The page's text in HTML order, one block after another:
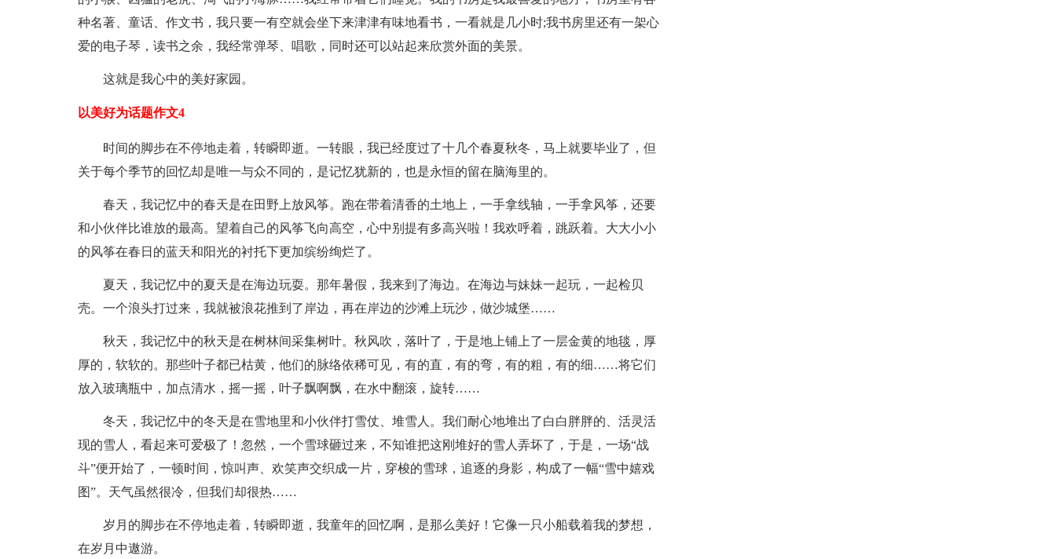
种名著、童话、作文书，我只要一有空就会坐下来津津有味地看书，一看就是几小时;我书房里还有一架心
爱的电子琴，读书之余，我经常弹琴、唱歌，同时还可以站起来欣赏外面的美景。
这就是我心中的美好家园。
以美好为话题作文4
时间的脚步在不停地走着，转瞬即逝。一转眼，我已经度过了十几个春夏秋冬，马上就要毕业了，但
关于每个季节的回忆却是唯一与众不同的，是记忆犹新的，也是永恒的留在脑海里的。
春天，我记忆中的春天是在田野上放风筝。跑在带着清香的土地上，一手拿线轴，一手拿风筝，还要
和小伙伴比谁放的最高。望着自己的风筝飞向高空，心中别提有多高兴啦！我欢呼着，跳跃着。大大小小
的风筝在春日的蓝天和阳光的衬托下更加缤纷绚烂了。
夏天，我记忆中的夏天是在海边玩耍。那年暑假，我来到了海边。在海边与妹妹一起玩，一起检贝
壳。一个浪头打过来，我就被浪花推到了岸边，再在岸边的沙滩上玩沙，做沙城堡……
秋天，我记忆中的秋天是在树林间采集树叶。秋风吹，落叶了，于是地上铺上了一层金黄的地毯，厚
厚的，软软的。那些叶子都已枯黄，他们的脉络依稀可见，有的直，有的弯，有的粗，有的细……将它们
放入玻璃瓶中，加点清水，摇一摇，叶子飘啊飘，在水中翻滚，旋转……
冬天，我记忆中的冬天是在雪地里和小伙伴打雪仗、堆雪人。我们耐心地堆出了白白胖胖的、活灵活
现的雪人，看起来可爱极了！忽然，一个雪球砸过来，不知谁把这刚堆好的雪人弄坏了，于是，一场“战
斗”便开始了，一顿时间，惊叫声、欢笑声交织成一片，穿梭的雪球，追逐的身影，构成了一幅“雪中嬉戏
图”。天气虽然很冷，但我们却很热……
岁月的脚步在不停地走着，转瞬即逝，我童年的回忆啊，是那么美好！它像一只小船载着我的梦想，
在岁月中遨游。